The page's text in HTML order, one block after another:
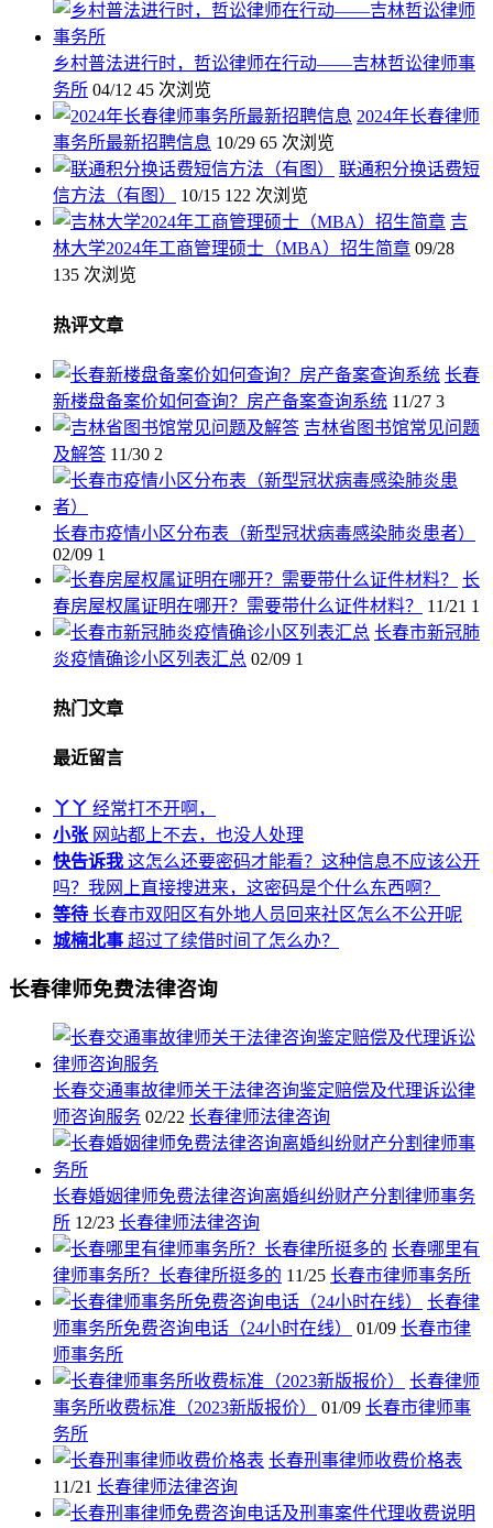
乡村普法进行时，哲讼律师在行动——吉林哲讼律师事
务所 04/12 45 次浏览
2024年长春律师
事务所最新招聘信息 10/29 65 次浏览
联通积分换话费短
信方法（有图）
10/15 122 次浏览
吉
林大学2024年工商管理硕士（MBA）招生简章 09/28
135 次浏览
热评文章
长春
新楼盘备案价如何查询？房产备案查询系统 11/27 3
吉林省图书馆常见问题
及解答 11/30 2
长春市疫情小区分布表（新型冠状病毒感染肺炎患者）
02/09 1
长
春房屋权属证明在哪开？需要带什么证件材料？
11/21 1
长春市新冠肺
炎疫情确诊小区列表汇总 02/09 1
热门文章
最近留言
丫丫 经常打不开啊，
小张 网站都上不去，也没人处理
快告诉我 这怎么还要密码才能看？这种信息不应该公开
吗？我网上直接搜进来，这密码是个什么东西啊？
等待 长春市双阳区有外地人员回来社区怎么不公开呢
城楠北事 超过了续借时间了怎么办？
长春律师免费法律咨询
长春交通事故律师关于法律咨询鉴定赔偿及代理诉讼律
师咨询服务 02/22 长春律师法律咨询
长春婚姻律师免费法律咨询离婚纠纷财产分割律师事务
所 12/23 长春律师法律咨询
长春哪里有
律师事务所？长春律所挺多的 11/25 长春市律师事务所
长春律
师事务所免费咨询电话（24小时在线）
01/09 长春市律
师事务所
长春律师
事务所收费标准（2023新版报价）
01/09 长春市律师事
务所
长春刑事律师收费价格表
11/21 长春律师法律咨询